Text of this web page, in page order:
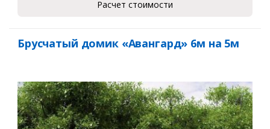
Расчет стоимости
Брусчатый домик «Авангард» 6м на 5м